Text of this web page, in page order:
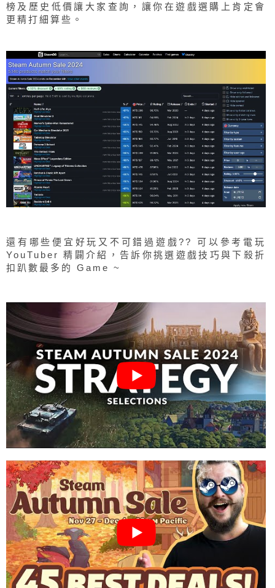
榜及歷史低價讓大家查詢，讓你在遊戲選購上肯定會
更精打細算些。
還有哪些便宜好玩又不可錯過遊戲?? 可以參考電玩
YouTuber 精闢介紹，告訴你挑選遊戲技巧與下殺折
扣趴數最多的 Game ~